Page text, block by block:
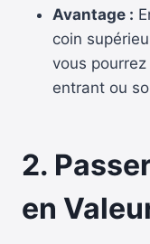
Avantage :
coin
vous
entrant ou
2.
en